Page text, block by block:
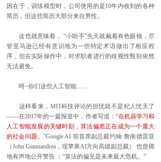
因在于，训练模型时，公司使用的是10年内收到的各种
简历，但这些简历大部分来自男性。
这也就意味着， “小助手”先天就戴着有色眼镜，尽
管亚马逊已经有意识地为一些特定术语做出了相应程
序，但在实际操作中，对求职者进行的歧视性甄别依然
无法避免。
呵~你们这些人工智能……
这样看来，MIT科技评论的担忧就不是杞人忧天了
——在2017年的一篇报道中，作者写道：“在机器学习和
人工智能发展的关键时刻，算法偏差正在成为一个重大
的社会问题 。”Google AI 前首席副总裁约翰·詹南德雷亚
（John Giannandrea，现苹果AI方向高级副总裁） 也曾掷
地有声地公开警告 ：“算法的偏见是未来最大危机。”